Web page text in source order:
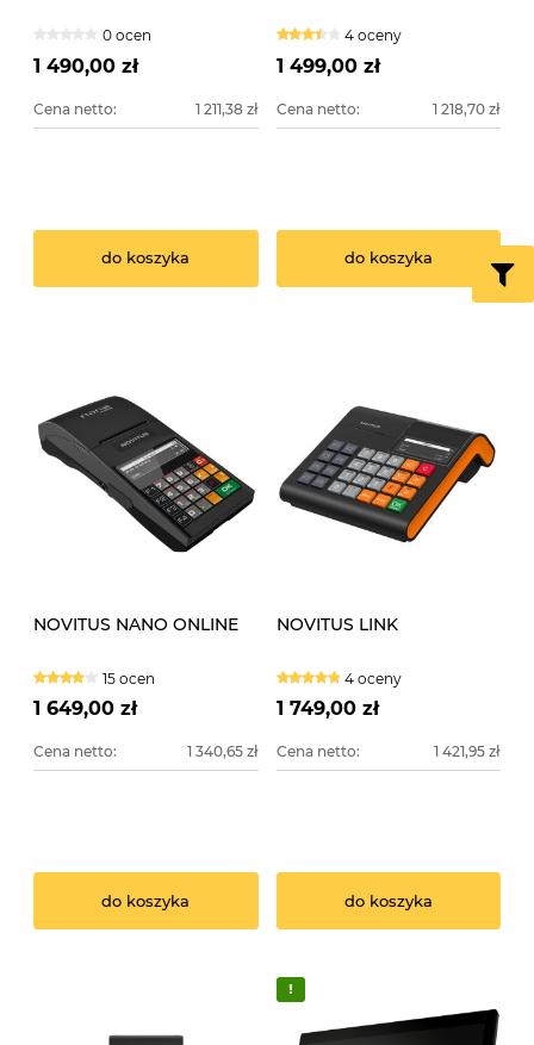
0 ocen
1 490,00 zł
Cena netto: 1 211,38 zł
do koszyka
4 oceny
1 499,00 zł
Cena netto: 1 218,70 zł
do koszyka
NOVITUS NANO ONLINE
15 ocen
1 649,00 zł
Cena netto: 1 340,65 zł
do koszyka
NOVITUS LINK
4 oceny
1 749,00 zł
Cena netto: 1 421,95 zł
do koszyka